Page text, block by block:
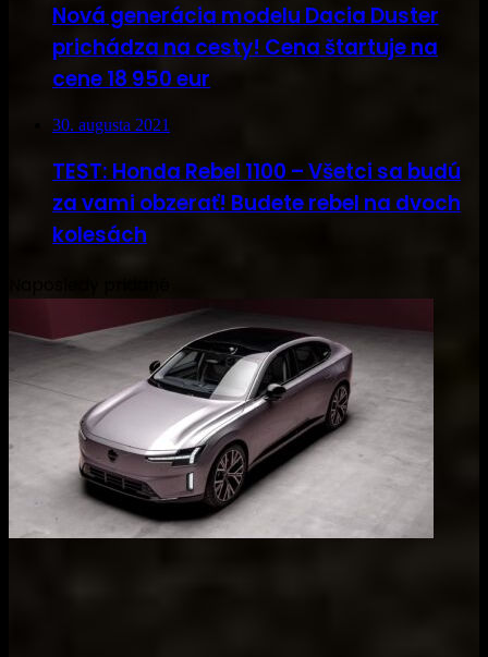
Nová generácia modelu Dacia Duster
prichádza na cesty! Cena štartuje na
cene 18 950 eur
30. augusta 2021
TEST: Honda Rebel 1100 – Všetci sa budú
za vami obzerať! Budete rebel na dvoch
kolesách